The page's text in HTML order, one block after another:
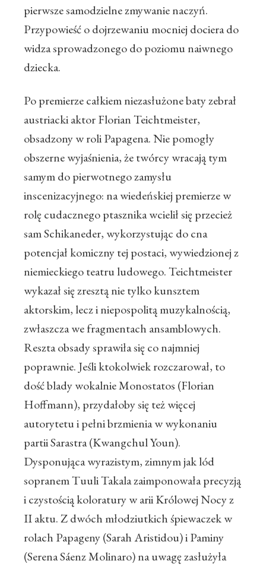
pierwsze samodzielne zmywanie naczyń.
Przypowieść o dojrzewaniu mocniej dociera do
widza sprowadzonego do poziomu naiwnego
dziecka.
Po premierze całkiem niezasłużone baty zebrał
austriacki aktor Florian Teichtmeister,
obsadzony w roli Papagena. Nie pomogły
obszerne wyjaśnienia, że twórcy wracają tym
samym do pierwotnego zamysłu
inscenizacyjnego: na wiedeńskiej premierze w
rolę cudacznego ptasznika wcielił się przecież
sam Schikaneder, wykorzystując do cna
potencjał komiczny tej postaci, wywiedzionej z
niemieckiego teatru ludowego. Teichtmeister
wykazał się zresztą nie tylko kunsztem
aktorskim, lecz i niepospolitą muzykalnością,
zwłaszcza we fragmentach ansamblowych.
Reszta obsady sprawiła się co najmniej
poprawnie. Jeśli ktokolwiek rozczarował, to
dość blady wokalnie Monostatos (Florian
Hoffmann), przydałoby się też więcej
autorytetu i pełni brzmienia w wykonaniu
partii Sarastra (Kwangchul Youn).
Dysponująca wyrazistym, zimnym jak lód
sopranem Tuuli Takala zaimponowała precyzją
i czystością koloratury w arii Królowej Nocy z
II aktu. Z dwóch młodziutkich śpiewaczek w
rolach Papageny (Sarah Aristidou) i Paminy
(SerenaSáenz Molinaro) na uwagę zasłużyła